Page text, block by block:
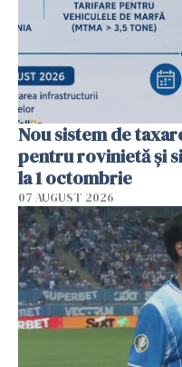
Nou sistem de
pentru rovinietă şi
la 1 octombrie
07 AUGUST 2026